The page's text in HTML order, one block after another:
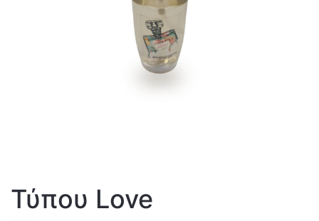
Τύπου Love